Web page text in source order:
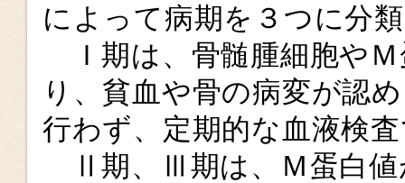
によって病期を３つに分
Ｉ期は、骨髄腫細胞や
り、貧血や骨の病変が認
行わず、定期的な血液検
Ⅱ期、Ⅲ期は、Ｍ蛋白値